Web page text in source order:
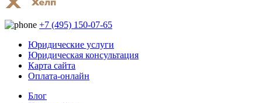
+7 (495) 150-07-65
Юридические услуги
Юридическая консультация
Карта сайта
Оплата-онлайн
Блог